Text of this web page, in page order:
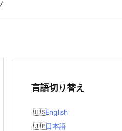
言語切り替え
English
日本語